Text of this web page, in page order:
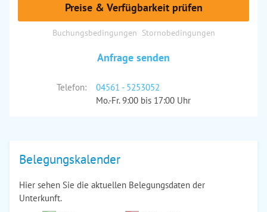
Preise & Verfügbarkeit prüfen
Buchungsbedingungen Stornobedingungen
Anfrage senden
Telefon:
04561 - 5253052
Mo.-Fr. 9:00 bis 17:00 Uhr
Belegungskalender
Hier sehen Sie die aktuellen Belegungsdaten der
Unterkunft.